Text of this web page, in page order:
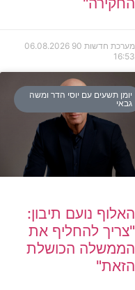
מערכת חדשות 90
06.08.2026
16:53
יומן תשעים עם יוסי הדר ומשה
גבאי
האלוף נועם תיבון:
"צריך להחליף את
הממשלה הכושלת
הזאת"